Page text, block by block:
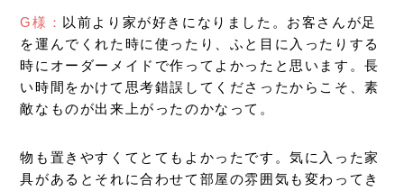
G様： 以前より家が好きになりました。お客さんが足
を運んでくれた時に使ったり、ふと目に入ったりする
時にオーダーメイドで作ってよかったと思います。長
い時間をかけて思考錯誤してくださったからこそ、素
敵なものが出来上がったのかなって。
物も置きやすくてとてもよかったです。気に入った家
具があるとそれに合わせて部屋の雰囲気も変わってき